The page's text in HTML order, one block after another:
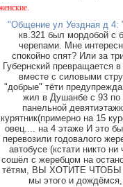
"Общение ул Уездная д 4:
кв.321 был мордобой с
черепами. Мне
спокойно спят? Или за
Губернский превращается
вместе с силовыми
"добрые" тёти
жил в Душанбе с 93 по
панельной
курятник(примерно на 15
овец.... на 4 этаже И это
перевозили годовалого
автобусе (кстати никто
сошёл с жеребцом на
тётям, ВЫ ХОТИТЕ
мы этого и дождёмся,